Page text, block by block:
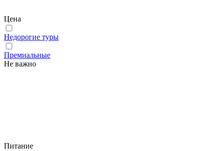
Цена
Недорогие туры
Премиальные
Не важно
Питание